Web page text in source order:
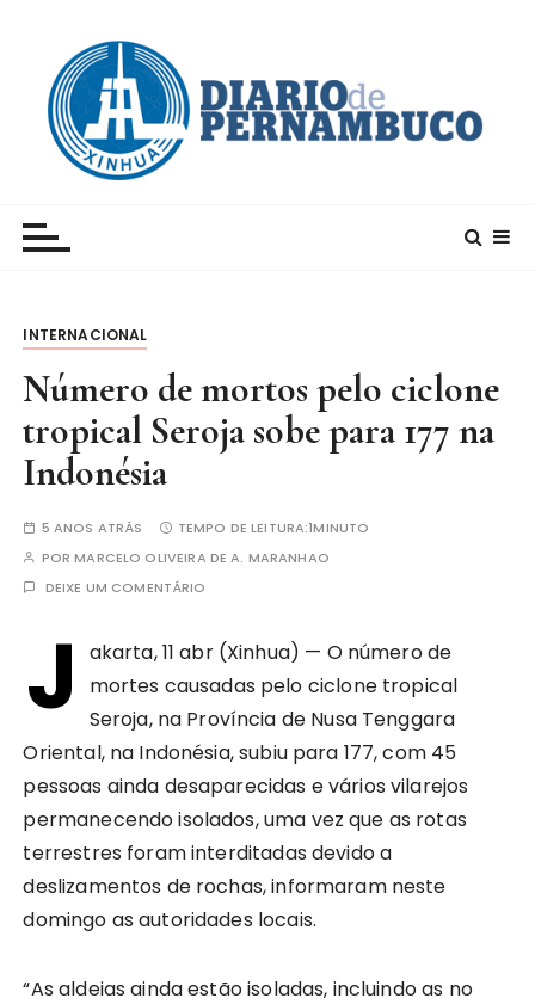
INTERNACIONAL
Número de mortos pelo ciclone
tropical Seroja sobe para 177 na
Indonésia
5 ANOS ATRÁS TEMPO DE LEITURA:1MINUTO
PORMARCELO OLIVEIRA DE A. MARANHAO
DEIXE UM COMENTÁRIO
J
akarta, 11 abr (Xinhua) — O número de
mortes causadas pelo ciclone tropical
Seroja, na Província de Nusa Tenggara
Oriental, na Indonésia, subiu para 177, com 45
pessoas ainda desaparecidas e vários vilarejos
permanecendo isolados, uma vez que as rotas
terrestres foram interditadas devido a
deslizamentos de rochas, informaram neste
domingo as autoridades locais.
“As aldeias ainda estão isoladas, incluindo as no